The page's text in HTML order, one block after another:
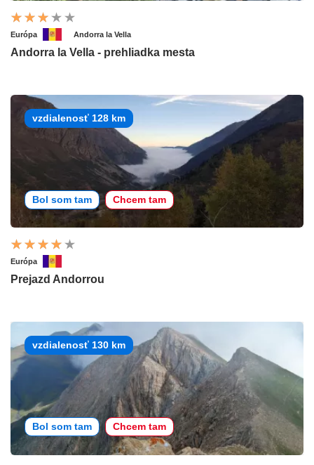
Európa Andorra la Vella
Andorra la Vella - prehliadka mesta
vzdialenosť 128 km
Bol som tam Chcem tam
Európa
Prejazd Andorrou
vzdialenosť 130 km
Bol som tam Chcem tam